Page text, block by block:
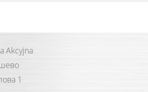
Akcyjna
1